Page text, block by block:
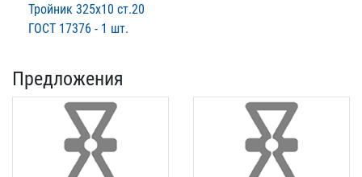
Тройник 325х10 ст.20
ГОСТ 17376 - 1 шт.
Предложения